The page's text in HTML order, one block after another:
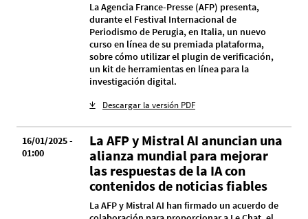
La Agencia France-Presse (AFP) presenta,
durante el Festival Internacional de
Periodismo de Perugia, en Italia, un nuevo
curso en línea de su premiada plataforma,
sobre cómo utilizar el plugin de verificación,
un kit de herramientas en línea para la
investigación digital.
Descargar la versión PDF
16/01/2025 -
01:00
La AFP y Mistral AI anuncian una
alianza mundial para mejorar
las respuestas de la IA con
contenidos de noticias fiables
La AFP y Mistral AI han firmado un acuerdo de